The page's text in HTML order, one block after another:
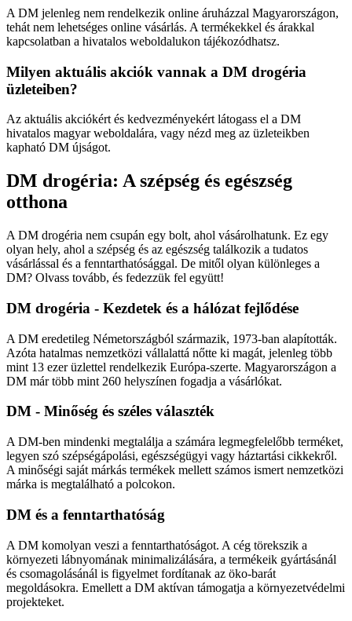
A DM jelenleg nem rendelkezik online áruházzal Magyarországon,
tehát nem lehetséges online vásárlás. A termékekkel és árakkal
kapcsolatban a hivatalos weboldalukon tájékozódhatsz.
Milyen aktuális akciók vannak a DM drogéria
üzleteiben?
Az aktuális akciókért és kedvezményekért látogass el a DM
hivatalos magyar weboldalára, vagy nézd meg az üzleteikben
kapható DM újságot.
DM drogéria: A szépség és egészség
otthona
A DM drogéria nem csupán egy bolt, ahol vásárolhatunk. Ez egy
olyan hely, ahol a szépség és az egészség találkozik a tudatos
vásárlással és a fenntarthatósággal. De mitől olyan különleges a
DM? Olvass tovább, és fedezzük fel együtt!
DM drogéria - Kezdetek és a hálózat fejlődése
A DM eredetileg Németországból származik, 1973-ban alapították.
Azóta hatalmas nemzetközi vállalattá nőtte ki magát, jelenleg több
mint 13 ezer üzlettel rendelkezik Európa-szerte. Magyarországon a
DM már több mint 260 helyszínen fogadja a vásárlókat.
DM - Minőség és széles választék
A DM-ben mindenki megtalálja a számára legmegfelelőbb terméket,
legyen szó szépségápolási, egészségügyi vagy háztartási cikkekről.
A minőségi saját márkás termékek mellett számos ismert nemzetközi
márka is megtalálható a polcokon.
DM és a fenntarthatóság
A DM komolyan veszi a fenntarthatóságot. A cég törekszik a
környezeti lábnyomának minimalizálására, a termékeik gyártásánál
és csomagolásánál is figyelmet fordítanak az öko-barát
megoldásokra. Emellett a DM aktívan támogatja a környezetvédelmi
projekteket.